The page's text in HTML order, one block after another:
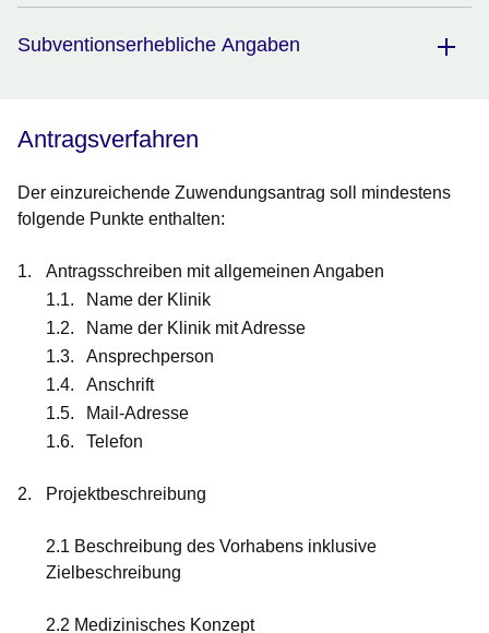
Subventionserhebliche Angaben
Antragsverfahren
Der einzureichende Zuwendungsantrag soll mindestens
folgende Punkte enthalten:
Antragsschreiben mit allgemeinen Angaben
Name der Klinik
Name der Klinik mit Adresse
Ansprechperson
Anschrift
Mail-Adresse
Telefon
Projektbeschreibung
2.1 Beschreibung des Vorhabens inklusive
Zielbeschreibung
2.2 Medizinisches Konzept